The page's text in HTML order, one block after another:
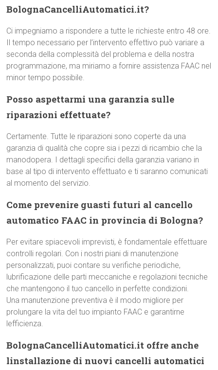
BolognaCancelliAutomatici.it?
Ci impegniamo a rispondere a tutte le richieste entro 48 ore.
Il tempo necessario per l’intervento effettivo può variare a
seconda della complessità del problema e della nostra
programmazione, ma miriamo a fornire assistenza FAAC nel
minor tempo possibile.
Posso aspettarmi una garanzia sulle
riparazioni effettuate?
Certamente. Tutte le riparazioni sono coperte da una
garanzia di qualità che copre sia i pezzi di ricambio che la
manodopera. I dettagli specifici della garanzia variano in
base al tipo di intervento effettuato e ti saranno comunicati
al momento del servizio.
Come prevenire guasti futuri al cancello
automatico FAAC in provincia di Bologna?
Per evitare spiacevoli imprevisti, è fondamentale effettuare
controlli regolari. Con i nostri piani di manutenzione
personalizzati, puoi contare su verifiche periodiche,
lubrificazione delle parti meccaniche e regolazioni tecniche
che mantengono il tuo cancello in perfette condizioni.
Una manutenzione preventiva è il modo migliore per
prolungare la vita del tuo impianto FAAC e garantirne
lefficienza.
BolognaCancelliAutomatici.it offre anche
linstallazione di nuovi cancelli automatici